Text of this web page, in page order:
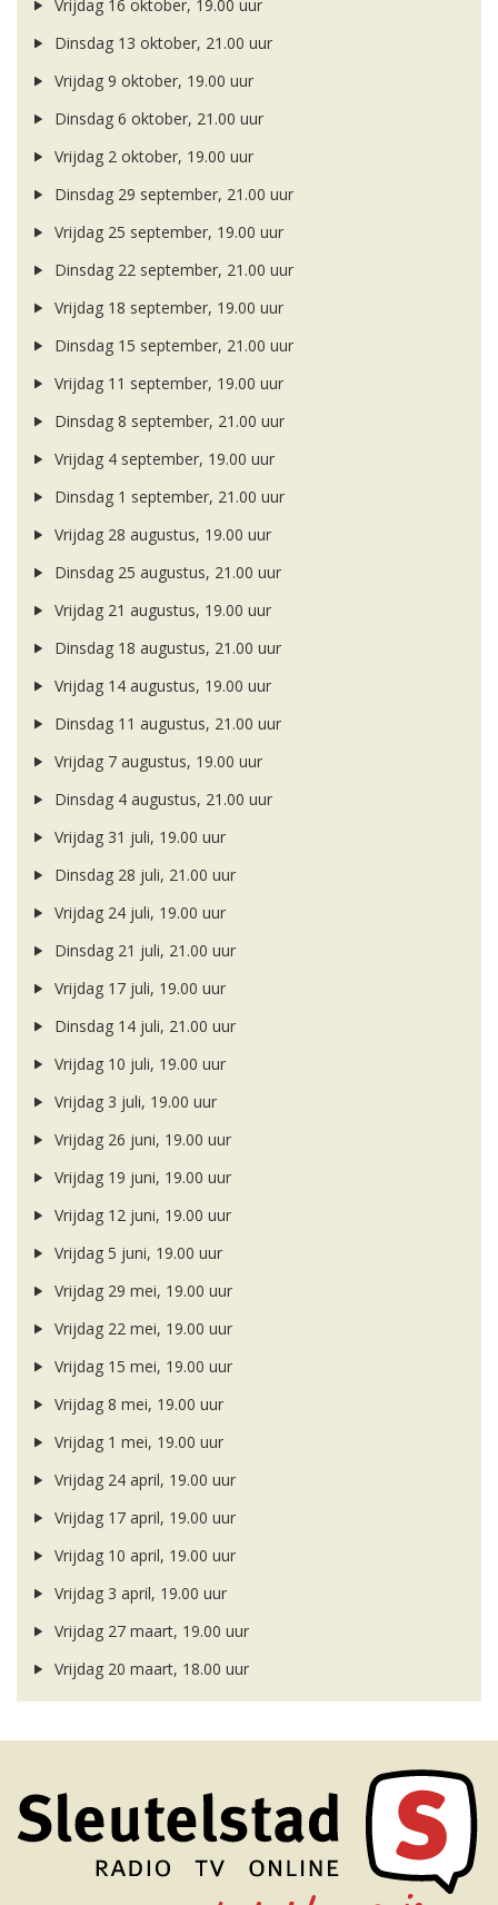
Vrijdag 16 oktober, 19.00 uur
Dinsdag 13 oktober, 21.00 uur
Vrijdag 9 oktober, 19.00 uur
Dinsdag 6 oktober, 21.00 uur
Vrijdag 2 oktober, 19.00 uur
Dinsdag 29 september, 21.00 uur
Vrijdag 25 september, 19.00 uur
Dinsdag 22 september, 21.00 uur
Vrijdag 18 september, 19.00 uur
Dinsdag 15 september, 21.00 uur
Vrijdag 11 september, 19.00 uur
Dinsdag 8 september, 21.00 uur
Vrijdag 4 september, 19.00 uur
Dinsdag 1 september, 21.00 uur
Vrijdag 28 augustus, 19.00 uur
Dinsdag 25 augustus, 21.00 uur
Vrijdag 21 augustus, 19.00 uur
Dinsdag 18 augustus, 21.00 uur
Vrijdag 14 augustus, 19.00 uur
Dinsdag 11 augustus, 21.00 uur
Vrijdag 7 augustus, 19.00 uur
Dinsdag 4 augustus, 21.00 uur
Vrijdag 31 juli, 19.00 uur
Dinsdag 28 juli, 21.00 uur
Vrijdag 24 juli, 19.00 uur
Dinsdag 21 juli, 21.00 uur
Vrijdag 17 juli, 19.00 uur
Dinsdag 14 juli, 21.00 uur
Vrijdag 10 juli, 19.00 uur
Vrijdag 3 juli, 19.00 uur
Vrijdag 26 juni, 19.00 uur
Vrijdag 19 juni, 19.00 uur
Vrijdag 12 juni, 19.00 uur
Vrijdag 5 juni, 19.00 uur
Vrijdag 29 mei, 19.00 uur
Vrijdag 22 mei, 19.00 uur
Vrijdag 15 mei, 19.00 uur
Vrijdag 8 mei, 19.00 uur
Vrijdag 1 mei, 19.00 uur
Vrijdag 24 april, 19.00 uur
Vrijdag 17 april, 19.00 uur
Vrijdag 10 april, 19.00 uur
Vrijdag 3 april, 19.00 uur
Vrijdag 27 maart, 19.00 uur
Vrijdag 20 maart, 18.00 uur